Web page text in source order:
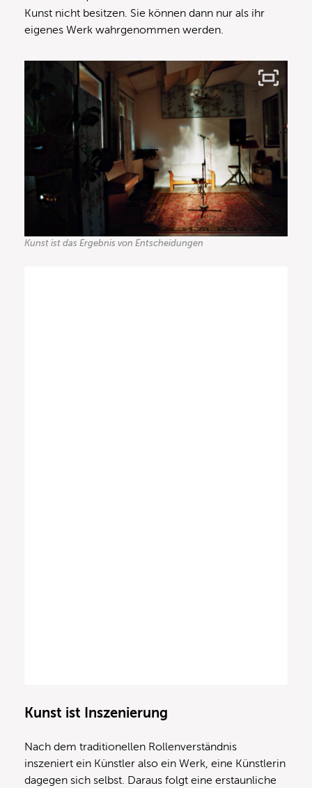
Kunst nicht besitzen. Sie können dann nur als ihr
eigenes Werk wahrgenommen werden.
Kunst ist das Ergebnis von Entscheidungen
Kunst ist Inszenierung
Nach dem traditionellen Rollenverständnis
inszeniert ein Künstler also ein Werk, eine Künstlerin
dagegen sich selbst. Daraus folgt eine erstaunliche